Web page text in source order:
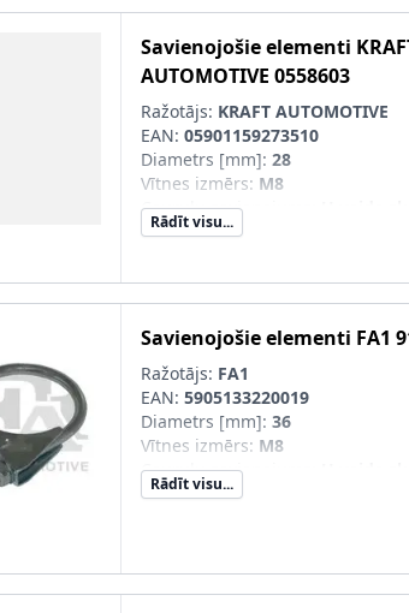
Savienojošie elementi
AUTOMOTIVE 0558603
Ražotājs: KRAFT AUTOMOTIVE
EAN: 05901159273510
Diametrs [mm]: 28
Vītnes izmērs: M8
Cauruļu savienojums
Produkcijas numurs
Rādīt visu...
Savienojošie elementi FA1
Ražotājs: FA1
EAN: 5905133220019
Diametrs [mm]: 36
Vītnes izmērs: M8
Cauruļu savienojums
Rādīt visu...